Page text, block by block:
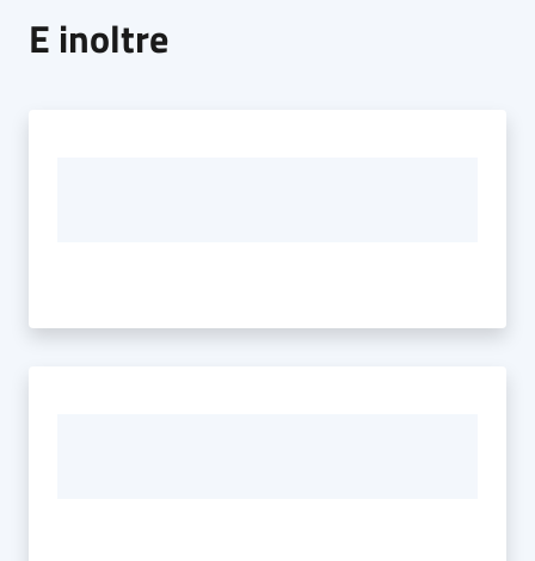
E inoltre